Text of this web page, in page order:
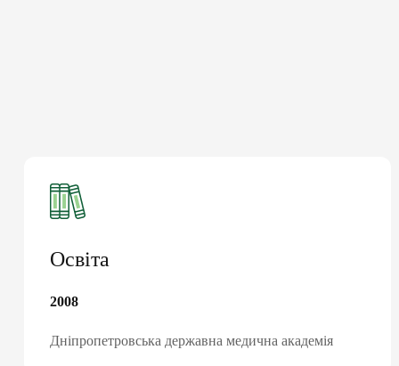
Освіта
2008
Дніпропетровська державна медична академія